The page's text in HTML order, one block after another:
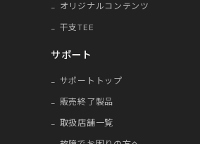
オリジナルコンテンツ
干支TEE
サポート
サポートトップ
販売終了製品
取扱店舗一覧